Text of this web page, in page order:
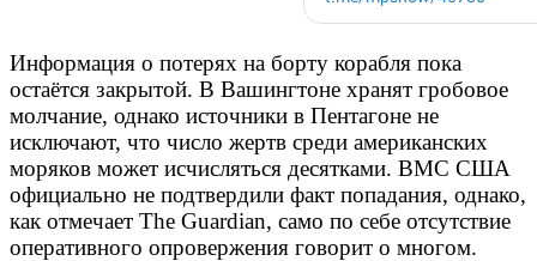
Информация о потерях на борту корабля пока
остаётся закрытой. В Вашингтоне хранят гробовое
молчание, однако источники в Пентагоне не
исключают, что число жертв среди американских
моряков может исчисляться десятками. ВМС США
официально не подтвердили факт попадания, однако,
как отмечает The Guardian, само по себе отсутствие
оперативного опровержения говорит о многом.